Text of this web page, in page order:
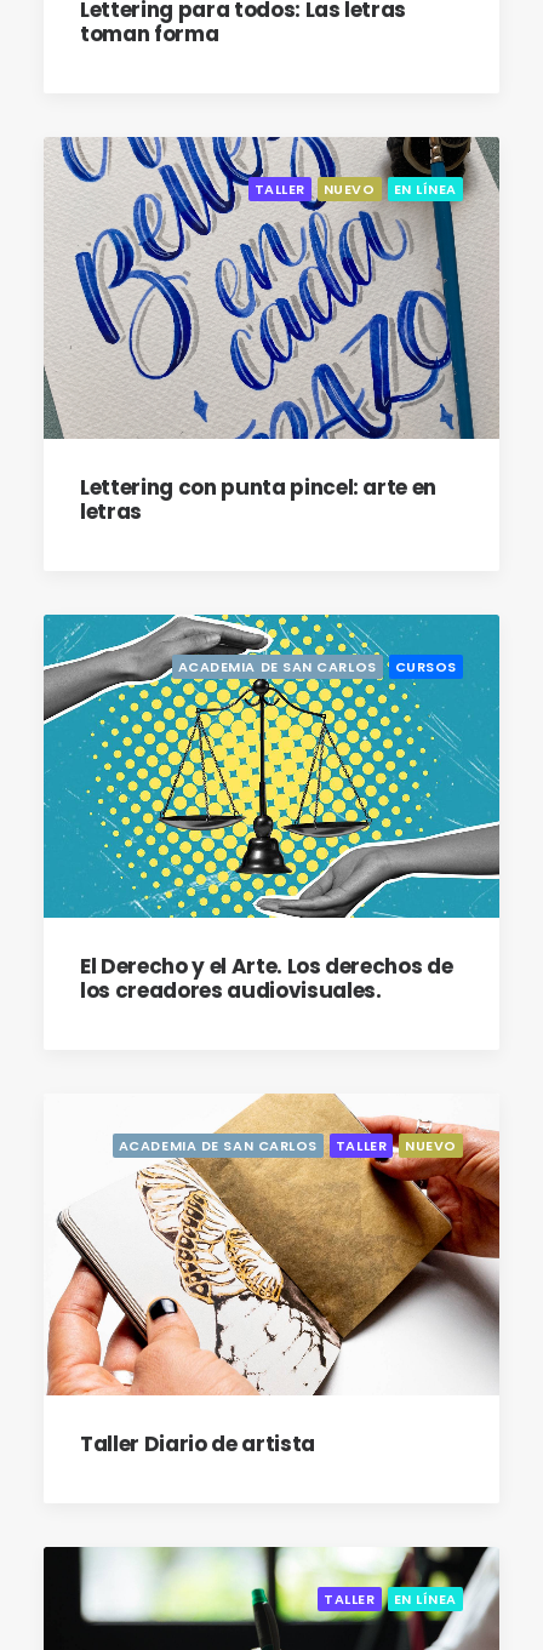
Lettering para todos: Las letras
toman forma
TALLER NUEVO EN LÍNEA
Lettering con punta pincel: arte en
letras
ACADEMIA DE SAN CARLOS CURSOS
El Derecho y el Arte. Los derechos de
los creadores audiovisuales.
ACADEMIA DE SAN CARLOS TALLER NUEVO
Taller Diario de artista
TALLER EN LÍNEA